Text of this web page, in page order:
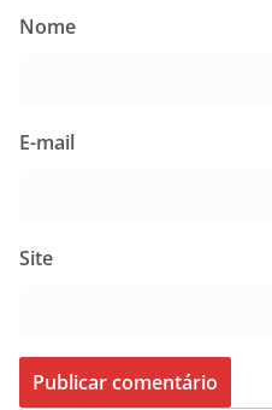
Nome
E-mail
Site